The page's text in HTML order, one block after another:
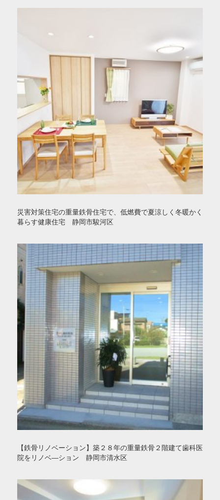
災害対策住宅の重量鉄骨住宅で、低燃費で夏涼しく冬暖かく
暮らす健康住宅 静岡市駿河区
【鉄骨リノベーション】築２８年の重量鉄骨２階建て歯科医
院をリノベ―ション 静岡市清水区